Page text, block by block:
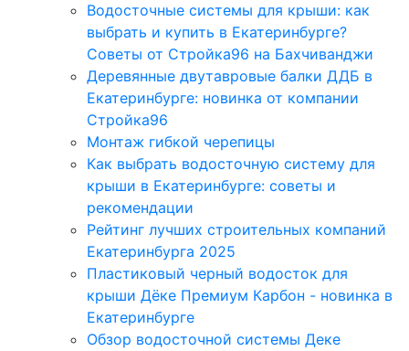
Водосточные системы для крыши: как
выбрать и купить в Екатеринбурге?
Советы от Стройка96 на Бахчиванджи
Деревянные двутавровые балки ДДБ в
Екатеринбурге: новинка от компании
Стройка96
Монтаж гибкой черепицы
Как выбрать водосточную систему для
крыши в Екатеринбурге: советы и
рекомендации
Рейтинг лучших строительных компаний
Екатеринбурга 2025
Пластиковый черный водосток для
крыши Дёке Премиум Карбон - новинка в
Екатеринбурге
Обзор водосточной системы Деке